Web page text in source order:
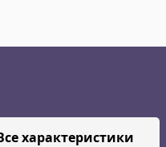
характеристики